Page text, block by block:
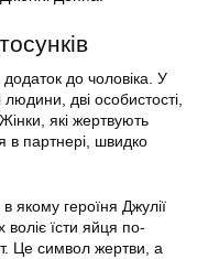
до чоловіка. У
дві особистості,
які жертвують
в партнері, швидко
якому героїня Джулії
воліє їсти яйця по-
Це символ жертви, а